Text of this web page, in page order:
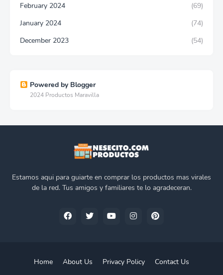
February 2024
(69)
January 2024
(74)
December 2023
(54)
Powered by Blogger
2024 Productos Maravilla
Estamos aqui para guiarte en comprar los productos mas virales
de la red. Tus amigos y familiares te lo agradeceran.
Home About Us Privacy Policy Contact Us